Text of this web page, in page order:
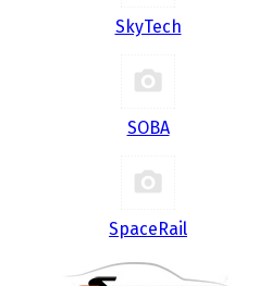
SkyTech
SOBA
SpaceRail